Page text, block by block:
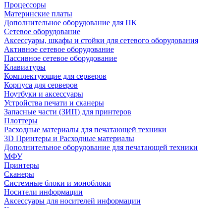
Процессоры
Материнские платы
Дополнительное оборудование для ПК
Сетевое оборудование
Аксессуары, шкафы и стойки для сетевого оборудования
Активное сетевое оборудование
Пассивное сетевое оборудование
Клавиатуры
Комплектующие для серверов
Корпуса для серверов
Ноутбуки и аксессуары
Устройства печати и сканеры
Запасные части (ЗИП) для принтеров
Плоттеры
Расходные материалы для печатающей техники
3D Принтеры и Расходные материалы
Дополнительное оборудование для печатающей техники
МФУ
Принтеры
Сканеры
Системные блоки и моноблоки
Носители информации
Аксессуары для носителей информации